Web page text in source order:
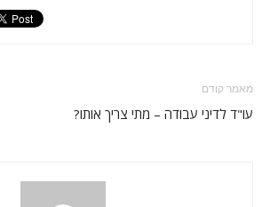
מאמר קודם
עו"ד לדיני עבודה – מתי צריך אותו?